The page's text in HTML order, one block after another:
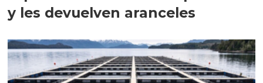
y les devuelven aranceles